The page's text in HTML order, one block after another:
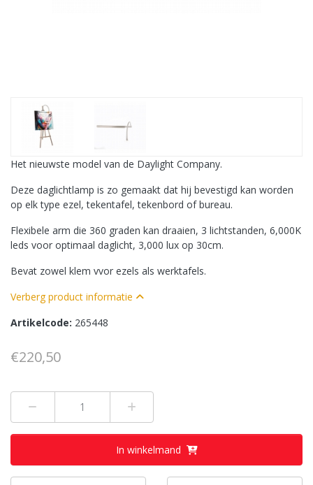
Het nieuwste model van de Daylight Company.
Deze daglichtlamp is zo gemaakt dat hij bevestigd kan worden
op elk type ezel, tekentafel, tekenbord of bureau.
Flexibele arm die 360 graden kan draaien, 3 lichtstanden, 6,000K
leds voor optimaal daglicht, 3,000 lux op 30cm.
Bevat zowel klem vvor ezels als werktafels.
Verberg product informatie
Artikelcode: 265448
€220,50
In winkelmand